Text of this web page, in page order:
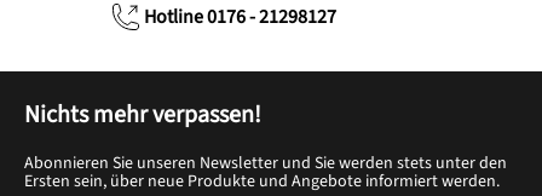
Hotline 0176 - 21298127
Nichts mehr verpassen!
Abonnieren Sie unseren Newsletter und Sie werden stets unter den
Ersten sein, über neue Produkte und Angebote informiert werden.